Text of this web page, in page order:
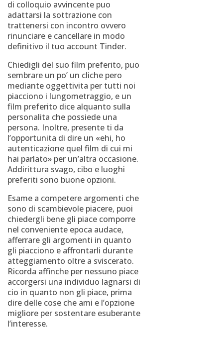
di colloquio avvincente puo
adattarsi la sottrazione con
trattenersi con incontro ovvero
rinunciare e cancellare in modo
definitivo il tuo account Tinder.
Chiedigli del suo film preferito, puo
sembrare un po’ un cliche pero
mediante oggettivita per tutti noi
piacciono i lungometraggio, e un
film preferito dice alquanto sulla
personalita che possiede una
persona. Inoltre, presente ti da
l’opportunita di dire un «ehi, ho
autenticazione quel film di cui mi
hai parlato» per un’altra occasione.
Addirittura svago, cibo e luoghi
preferiti sono buone opzioni.
Esame a competere argomenti che
sono di scambievole piacere, puoi
chiedergli bene gli piace comporre
nel conveniente epoca audace,
afferrare gli argomenti in quanto
gli piacciono e affrontarli durante
atteggiamento oltre a sviscerato.
Ricorda affinche per nessuno piace
accorgersi una individuo lagnarsi di
cio in quanto non gli piace, prima
dire delle cose che ami e l’opzione
migliore per sostentare esuberante
l’interesse.